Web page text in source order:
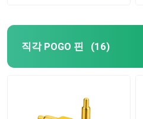
직각 POGO 핀 (16)